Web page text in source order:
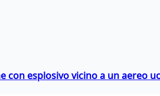
con esplosivo vicino a un aereo